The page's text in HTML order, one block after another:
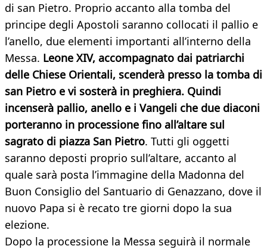
di san Pietro. Proprio accanto alla tomba del
principe degli Apostoli saranno collocati il pallio e
l’anello, due elementi importanti all’interno della
Messa. Leone XIV, accompagnato dai patriarchi
delle Chiese Orientali, scenderà presso la tomba di
san Pietro e vi sosterà in preghiera. Quindi
incenserà pallio, anello e i Vangeli che due diaconi
porteranno in processione fino all’altare sul
sagrato di piazza San Pietro. Tutti gli oggetti
saranno deposti proprio sull’altare, accanto al
quale sarà posta l’immagine della Madonna del
Buon Consiglio del Santuario di Genazzano, dove il
nuovo Papa si è recato tre giorni dopo la sua
elezione.
Dopo la processione la Messa seguirà il normale